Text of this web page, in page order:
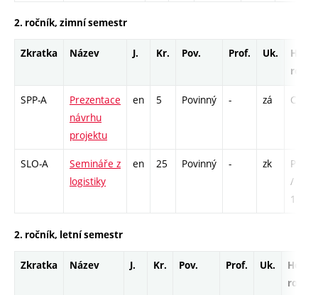
2. ročník, zimní semestr
Zkratka Název J. Kr. Pov. Prof. Uk.
Hod.
SPP-A
Prezentace
návrhu
projektu
en 5 Povinný - zá C1 -
SLO-A
Semináře z
logistiky
en 25 Povinný - zk
P -
/ C1 -
130
2. ročník, letní semestr
Zkratka Název J. Kr. Pov. Prof. Uk.
Hod.